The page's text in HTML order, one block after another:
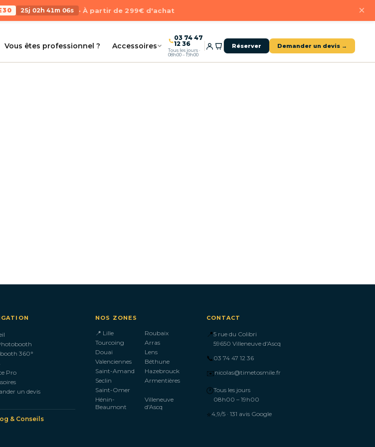
25j 02h 41m 06s · À partir de 299€ d'achat ×
Vous êtes professionnel ? Accessoires
03 74 47
12 36
Tous les jours ·
08h00 – 19h00
Réserver Demander un devis →
360°
Pro
un devis
& Conseils
NOS ZONES
📍 Lille
Roubaix
Tourcoing
Arras
Douai
Lens
Valenciennes
Béthune
Saint-Amand
Hazebrouck
Seclin
Armentières
Saint-Omer
Hénin-
Beaumont
Villeneuve
d'Ascq
CONTACT
📍5 rue du Colibri
59650 Villeneuve d'Ascq
📞 03 74 47 12 36
✉️nicolas@timetosmile.fr
🕐Tous les jours
08h00 – 19h00
⭐4,9/5 · 131 avis Google